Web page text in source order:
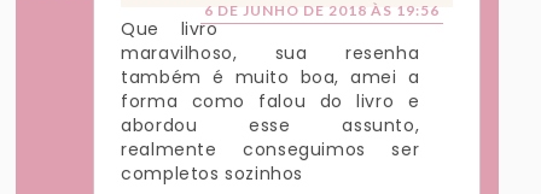
6 DE JUNHO DE 2018 ÀS 19:56
Que livro
maravilhoso, sua resenha
também é muito boa, amei a
forma como falou do livro e
abordou esse assunto,
realmente conseguimos ser
completos sozinhos